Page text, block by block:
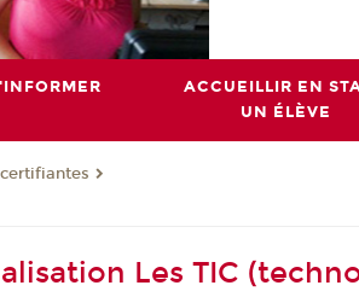
ACCUEILLIR EN
UN ÉLÈVE
Les TIC